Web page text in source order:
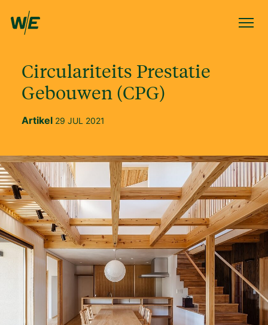
Circulariteits Prestatie
Gebouwen (CPG)
Artikel 29 JUL 2021